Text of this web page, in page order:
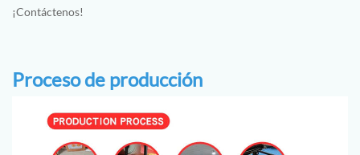
¡Contáctenos!
Proceso de producción